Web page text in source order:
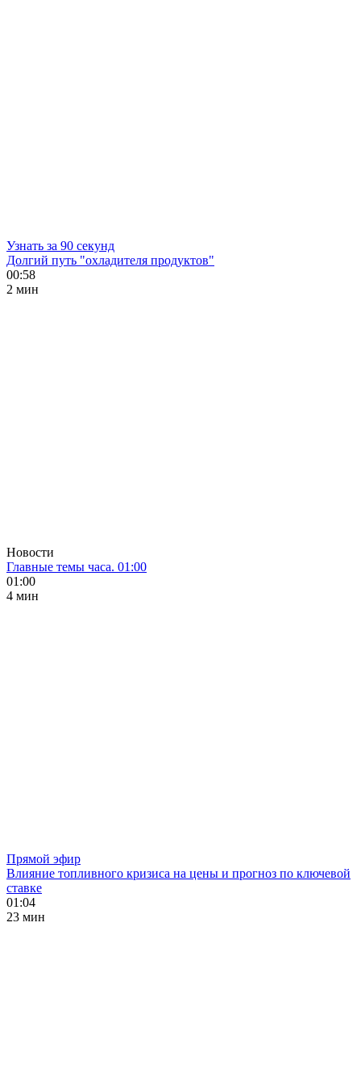
Узнать за 90 секунд
Долгий путь "охладителя продуктов"
00:58
2 мин
Новости
Главные темы часа. 01:00
01:00
4 мин
Прямой эфир
Влияние топливного кризиса на цены и прогноз по ключевой
ставке
01:04
23 мин